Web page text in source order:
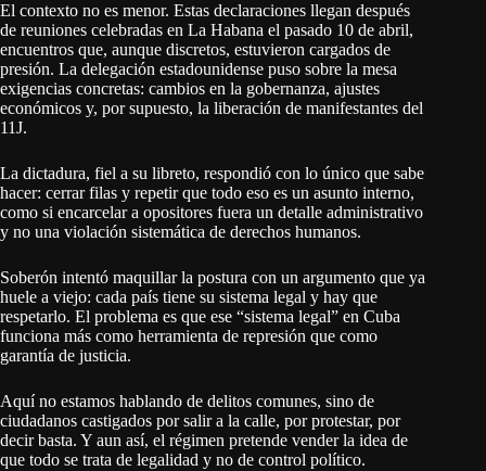
El contexto no es menor. Estas declaraciones llegan después
de reuniones celebradas en La Habana el pasado 10 de abril,
encuentros que, aunque discretos, estuvieron cargados de
presión. La delegación estadounidense puso sobre la mesa
exigencias concretas: cambios en la gobernanza, ajustes
económicos y, por supuesto, la liberación de manifestantes del
11J.
La dictadura, fiel a su libreto, respondió con lo único que sabe
hacer: cerrar filas y repetir que todo eso es un asunto interno,
como si encarcelar a opositores fuera un detalle administrativo
y no una violación sistemática de derechos humanos.
Soberón intentó maquillar la postura con un argumento que ya
huele a viejo: cada país tiene su sistema legal y hay que
respetarlo. El problema es que ese “sistema legal” en Cuba
funciona más como herramienta de represión que como
garantía de justicia.
Aquí no estamos hablando de delitos comunes, sino de
ciudadanos castigados por salir a la calle, por protestar, por
decir basta. Y aun así, el régimen pretende vender la idea de
que todo se trata de legalidad y no de control político.